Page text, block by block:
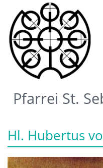
Pfarrei St.
Hl. Hubertus